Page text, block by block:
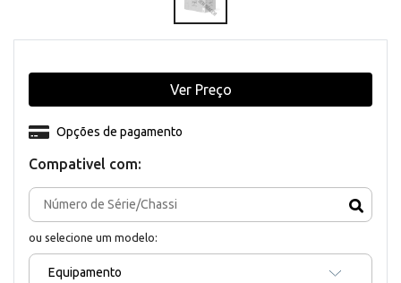
Compativel com:
ou selecione um modelo:
Equipamento
Opções de pagamento
Ver Preço